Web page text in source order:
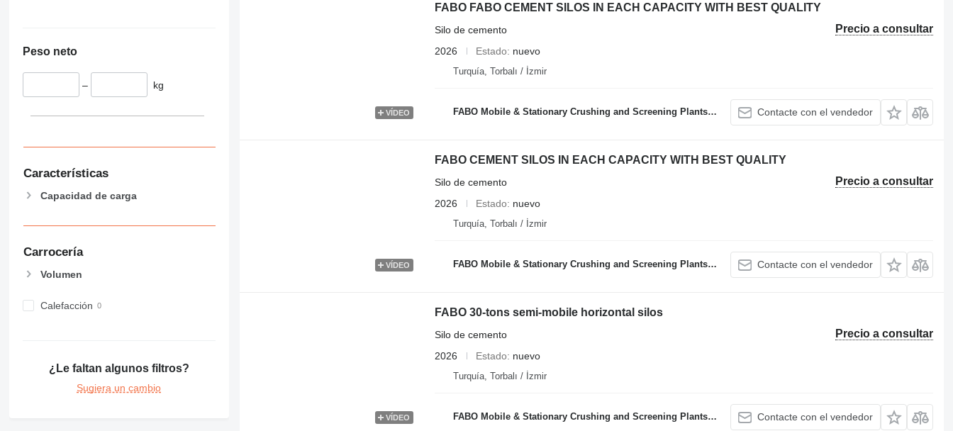
Peso neto
– kg
Características
Capacidad de carga
Carrocería
Volumen
Calefacción
¿Le faltan algunos filtros?
Sugiera un cambio
VÍDEO
FABO FABO CEMENT SILOS IN EACH CAPACITY WITH BEST QUALITY
Precio a consultar
Silo de cemento
2026
Estado nuevo
Turquía, Torbalı / İzmir
FABO Mobile & Stationary Crushing and Screening Plants | Concrete Batching Plants Manufacturer Contacte con el vendedor
VÍDEO
FABO CEMENT SILOS IN EACH CAPACITY WITH BEST QUALITY
Precio a consultar
Silo de cemento
2026
Estado nuevo
Turquía, Torbalı / İzmir
FABO Mobile & Stationary Crushing and Screening Plants | Concrete Batching Plants Manufacturer Contacte con el vendedor
VÍDEO
FABO 30-tons semi-mobile horizontal silos
Precio a consultar
Silo de cemento
2026
Estado nuevo
Turquía, Torbalı / İzmir
FABO Mobile & Stationary Crushing and Screening Plants | Concrete Batching Plants Manufacturer Contacte con el vendedor